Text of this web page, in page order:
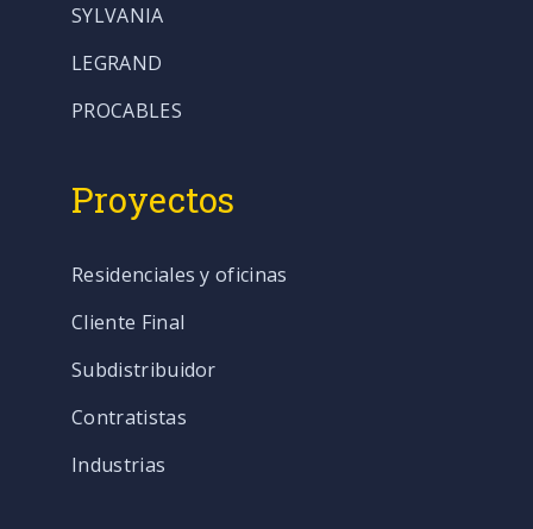
SYLVANIA
LEGRAND
PROCABLES
Proyectos
Residenciales y oficinas
Cliente Final
Subdistribuidor
Contratistas
Industrias